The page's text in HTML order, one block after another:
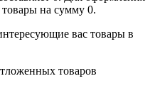
товары на сумму 0.
вас товары в
товаров